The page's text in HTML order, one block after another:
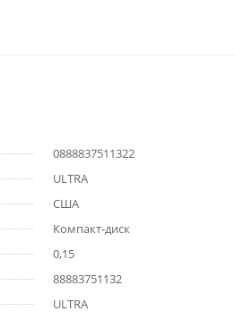
0888837511322
ULTRA
США
Компакт-диск
0,15
88883751132
ULTRA